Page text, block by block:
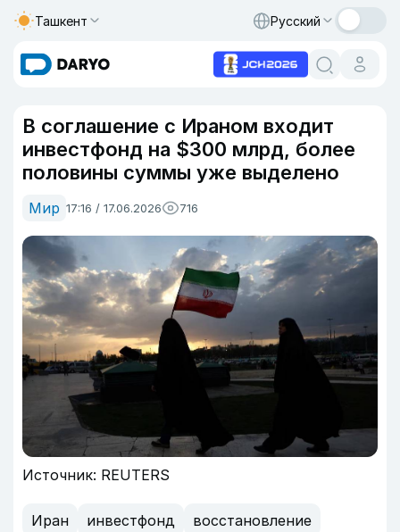
Ташкент Русский
В соглашение с Ираном входит
инвестфонд на $300 млрд, более
половины суммы уже выделено
Мир 17:16 / 17.06.2026 716
Источник: REUTERS
Иран инвестфонд
восстановление